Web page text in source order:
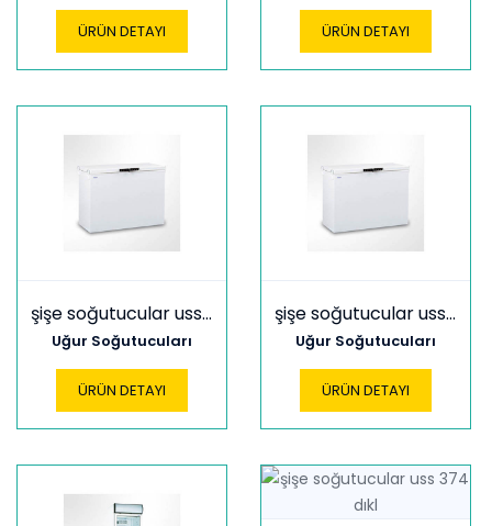
ÜRÜN DETAYI ÜRÜN DETAYI
şişe soğutucular uss 300 sc
Uğur Soğutucuları
ÜRÜN DETAYI
şişe soğutucular uss 300 y
Uğur Soğutucuları
ÜRÜN DETAYI